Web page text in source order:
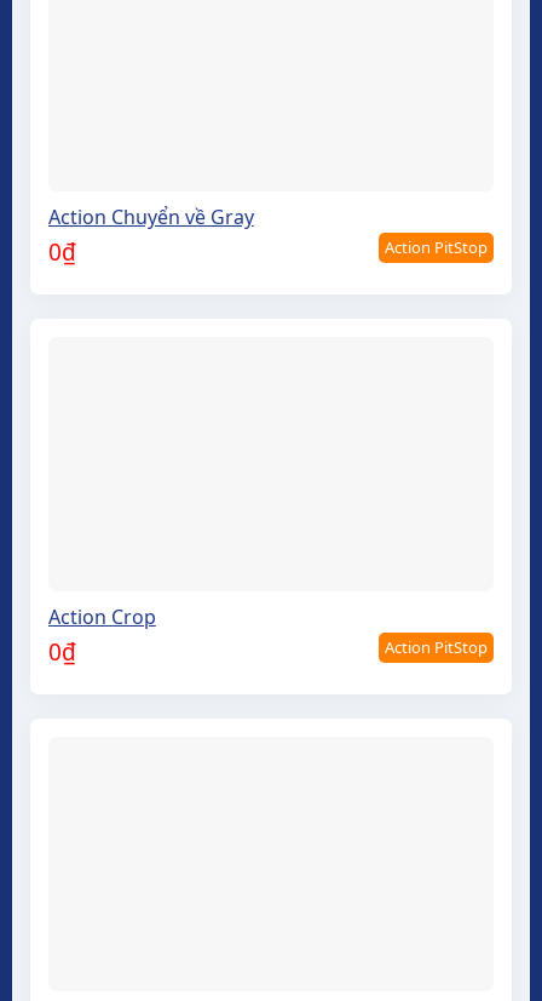
Action PitStop
Action Chuyển về Gray
0₫
Action PitStop
Action Crop
0₫